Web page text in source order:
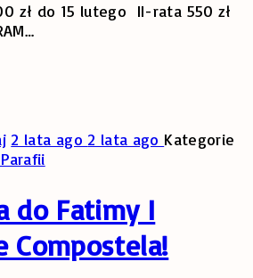
zł do 15 lutego II-rata 550 zł
…
2 lata ago 2 lata ago Kategorie
do Fatimy I
Compostela!